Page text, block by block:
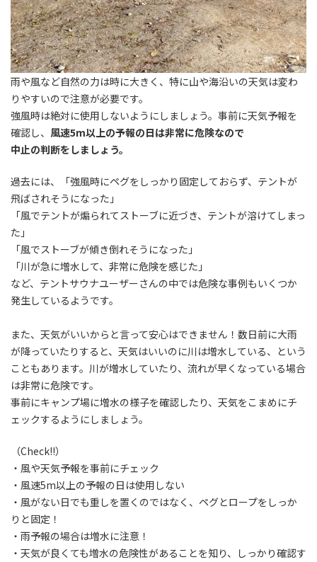
雨や風など自然の力は時に大きく、特に山や海沿いの天気は変わ
りやすいので注意が必要です。
強風時は絶対に使用しないようにしましょう。事前に天気予報を
確認し、 風速5m以上の予報の日は非常に危険なので
中止の判断をしましょう。
過去には、「強風時にペグをしっかり固定しておらず、テントが
飛ばされそうになった」
「風でテントが煽られてストーブに近づき、テントが溶けてしまっ
た」
「風でストーブが傾き倒れそうになった」
「川が急に増水して、非常に危険を感じた」
など、テントサウナユーザーさんの中では危険な事例もいくつか
発生しているようです。
また、天気がいいからと言って安心はできません！数日前に大雨
が降っていたりすると、天気はいいのに川は増水している、という
こともあります。川が増水していたり、流れが早くなっている場合
は非常に危険です。
事前にキャンプ場に増水の様子を確認したり、天気をこまめにチ
ェックするようにしましょう。
（Check!!）
・風や天気予報を事前にチェック
・風速5m以上の予報の日は使用しない
・風がない日でも重しを置くのではなく、ペグとロープをしっか
りと固定！
・雨予報の場合は増水に注意！
・天気が良くても増水の危険性があることを知り、しっかり確認す